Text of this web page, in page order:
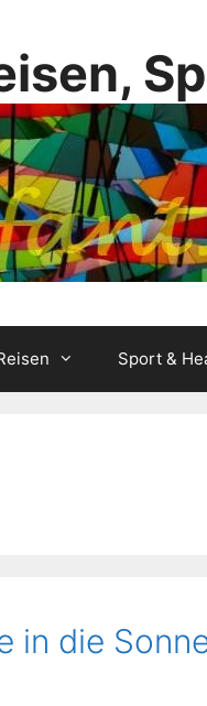
Sport &
in die